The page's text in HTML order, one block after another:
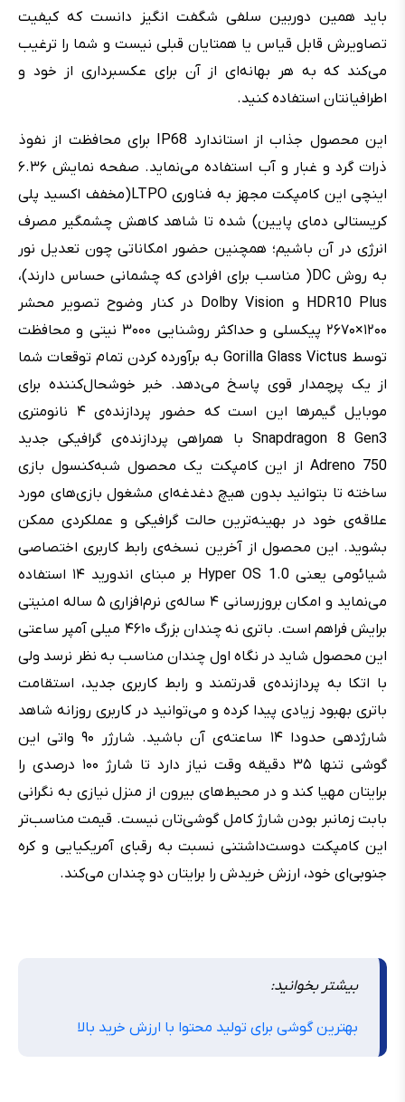
باید همین دوربین سلفی شگفت انگیز دانست که کیفیت
تصاویرش قابل قیاس یا همتایان قبلی نیست و شما را ترغیب
می‌کند که به هر بهانه‌ای از آن برای عکسبرداری از خود و
اطرافیانتان استفاده کنید.
این محصول جذاب از استاندارد IP68 برای محافظت از نفوذ
ذرات گرد و غبار و آب استفاده می‌نماید. صفحه نمایش ۶.۳۶
اینچی این کامپکت مجهز به فناوری LTPO(مخفف اکسید پلی
کریستالی دمای پایین) شده تا شاهد کاهش چشمگیر مصرف
انرژی در آن باشیم؛ همچنین حضور امکاناتی چون تعدیل نور
به روش DC( مناسب برای افرادی که چشمانی حساس دارند)،
HDR10 Plus و Dolby Vision در کنار وضوح تصویر محشر
۱۲۰۰×۲۶۷۰ پیکسلی و حداکثر روشنایی ۳۰۰۰ نیتی و محافظت
توسط Gorilla Glass Victus به برآورده کردن تمام توقعات شما
از یک پرچمدار قوی پاسخ می‌دهد. خبر خوشحال‌کننده برای
موبایل گیمرها این است که حضور پردازنده‌ی ۴ نانومتری
Snapdragon 8 Gen3 با همراهی پردازنده‌ی گرافیکی جدید
Adreno 750 از این کامپکت یک محصول شبه‌کنسول بازی
ساخته تا بتوانید بدون هیچ دغدغه‌ای مشغول بازی‌های مورد
علاقه‌ی خود در بهینه‌ترین حالت گرافیکی و عملکردی ممکن
بشوید. این محصول از آخرین نسخه‌ی رابط کاربری اختصاصی
شیائومی یعنی Hyper OS 1.0 بر مبنای اندورید ۱۴ استفاده
می‌نماید و امکان بروزرسانی ۴ ساله‌ی نرم‌افزاری ۵ ساله‌ امنیتی
برایش فراهم است. باتری نه چندان بزرگ ۴۶۱۰ میلی آمپر ساعتی
این محصول شاید در نگاه اول چندان مناسب به نظر نرسد ولی
با اتکا به پردازنده‌ی قدرتمند و رابط کاربری جدید، استقامت
باتری بهبود زیادی پیدا کرده و می‌توانید در کاربری روزانه شاهد
شارژدهی حدودا ۱۴ ساعته‌ی آن باشید. شارژر ۹۰ واتی این
گوشی تنها ۳۵ دقیقه وقت نیاز دارد تا شارژ ۱۰۰ درصدی را
برایتان مهیا کند و در محیط‌های بیرون از منزل نیازی به نگرانی
بابت زمانبر بودن شارژ کامل گوشی‌تان نیست. قیمت مناسب‌تر
این کامپکت دوست‌داشتنی نسبت به رقبای آمریکیایی و کره
جنوبی‌ای خود، ارزش خریدش را برایتان دو چندان می‌کند.
بیشتر بخوانید:
بهترین گوشی برای تولید محتوا با ارزش خرید بالا